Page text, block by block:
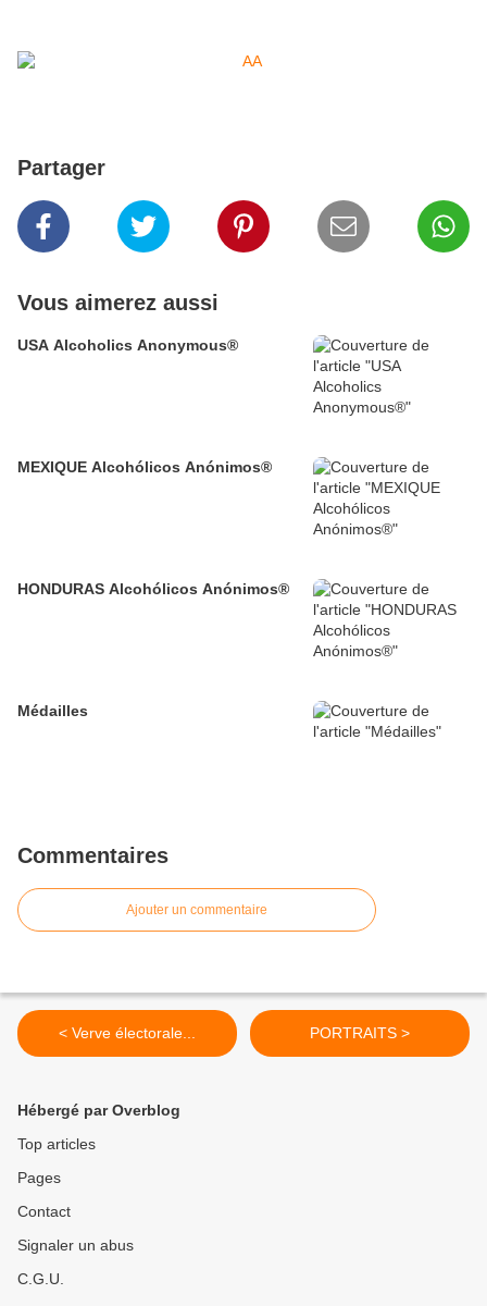
Partager
Vous aimerez aussi
USA Alcoholics Anonymous®
MEXIQUE Alcohólicos Anónimos®
HONDURAS Alcohólicos Anónimos®
Médailles
Commentaires
Ajouter un commentaire
< Verve électorale... PORTRAITS >
Hébergé par Overblog
Top articles
Pages
Contact
Signaler un abus
C.G.U.